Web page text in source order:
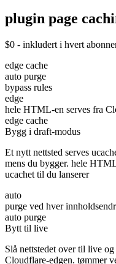
plugin page
$0 - inkludert i hvert
edge cache
auto purge
bypass rules
edge
hele HTML-en serves fra
edge cache
Bygg i draft-modus
Et nytt nettsted serves
mens du bygger. hele
ucachet til du lanserer
auto
purge ved hver
auto purge
Bytt til live
Slå nettstedet over til live
Cloudflare-edgen. tømmer